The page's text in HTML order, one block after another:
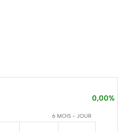
0,00%
6 MOIS - JOUR